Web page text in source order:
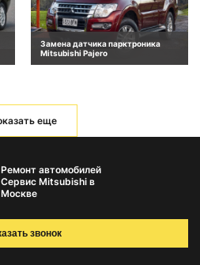
Замена датчика парктроника
Mitsubishi Pajero
еще
Ремонт автомобилей
Сервис Mitsubishi в
Москве
звонок